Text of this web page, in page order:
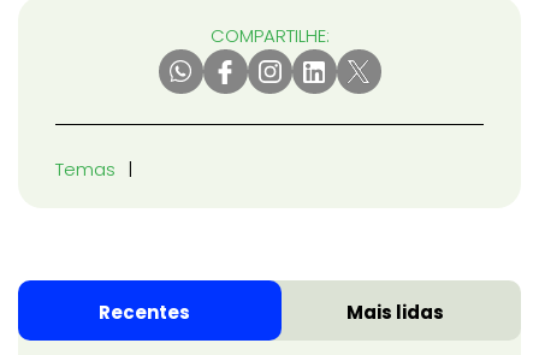
COMPARTILHE:
Temas
Recentes Mais lidas